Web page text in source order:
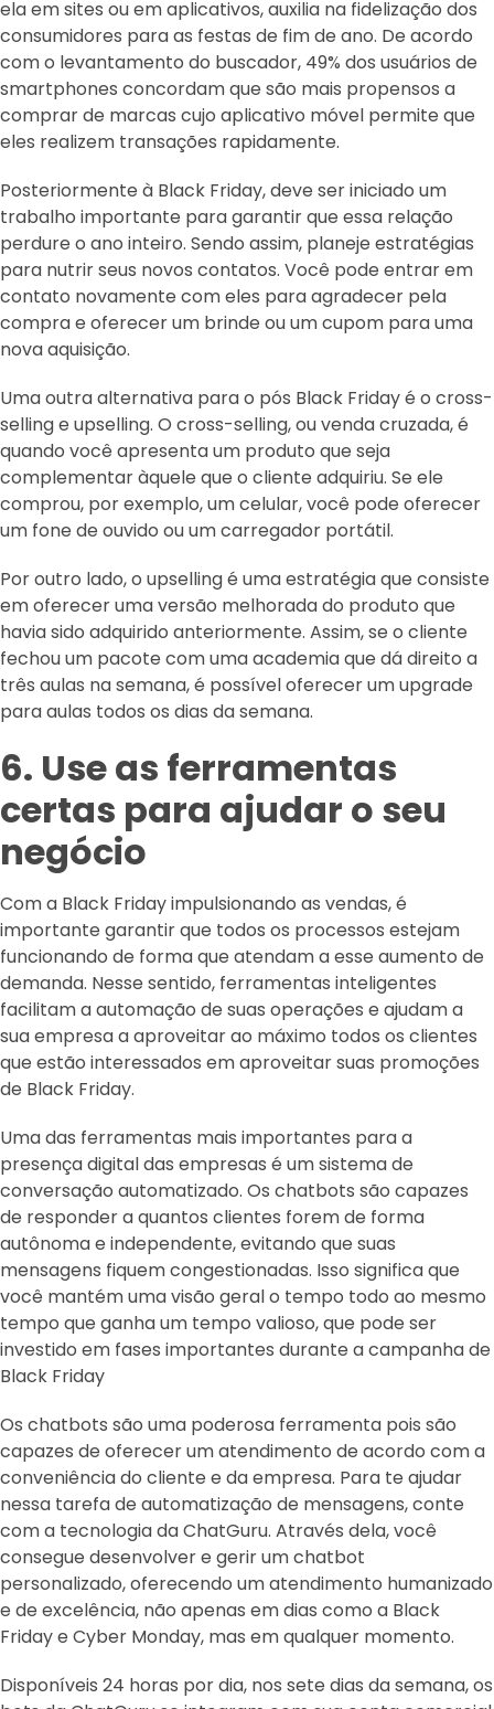
ela em sites ou em aplicativos, auxilia na fidelização dos
consumidores para as festas de fim de ano. De acordo
com o levantamento do buscador, 49% dos usuários de
smartphones concordam que são mais propensos a
comprar de marcas cujo aplicativo móvel permite que
eles realizem transações rapidamente.
Posteriormente à Black Friday, deve ser iniciado um
trabalho importante para garantir que essa relação
perdure o ano inteiro. Sendo assim, planeje estratégias
para nutrir seus novos contatos. Você pode entrar em
contato novamente com eles para agradecer pela
compra e oferecer um brinde ou um cupom para uma
nova aquisição.
Uma outra alternativa para o pós Black Friday é o cross-
selling e upselling. O cross-selling, ou venda cruzada, é
quando você apresenta um produto que seja
complementar àquele que o cliente adquiriu. Se ele
comprou, por exemplo, um celular, você pode oferecer
um fone de ouvido ou um carregador portátil.
Por outro lado, o upselling é uma estratégia que consiste
em oferecer uma versão melhorada do produto que
havia sido adquirido anteriormente. Assim, se o cliente
fechou um pacote com uma academia que dá direito a
três aulas na semana, é possível oferecer um upgrade
para aulas todos os dias da semana.
6. Use as ferramentas
certas para ajudar o seu
negócio
Com a Black Friday impulsionando as vendas, é
importante garantir que todos os processos estejam
funcionando de forma que atendam a esse aumento de
demanda. Nesse sentido, ferramentas inteligentes
facilitam a automação de suas operações e ajudam a
sua empresa a aproveitar ao máximo todos os clientes
que estão interessados em aproveitar suas promoções
de Black Friday.
Uma das ferramentas mais importantes para a
presença digital das empresas é um sistema de
conversação automatizado. Os chatbots são capazes
de responder a quantos clientes forem de forma
autônoma e independente, evitando que suas
mensagens fiquem congestionadas. Isso significa que
você mantém uma visão geral o tempo todo ao mesmo
tempo que ganha um tempo valioso, que pode ser
investido em fases importantes durante a campanha de
Black Friday
Os chatbots são uma poderosa ferramenta pois são
capazes de oferecer um atendimento de acordo com a
conveniência do cliente e da empresa. Para te ajudar
nessa tarefa de automatização de mensagens, conte
com a tecnologia da ChatGuru. Através dela, você
consegue desenvolver e gerir um chatbot
personalizado, oferecendo um atendimento humanizado
e de excelência, não apenas em dias como a Black
Friday e Cyber Monday, mas em qualquer momento.
Disponíveis 24 horas por dia, nos sete dias da semana, os